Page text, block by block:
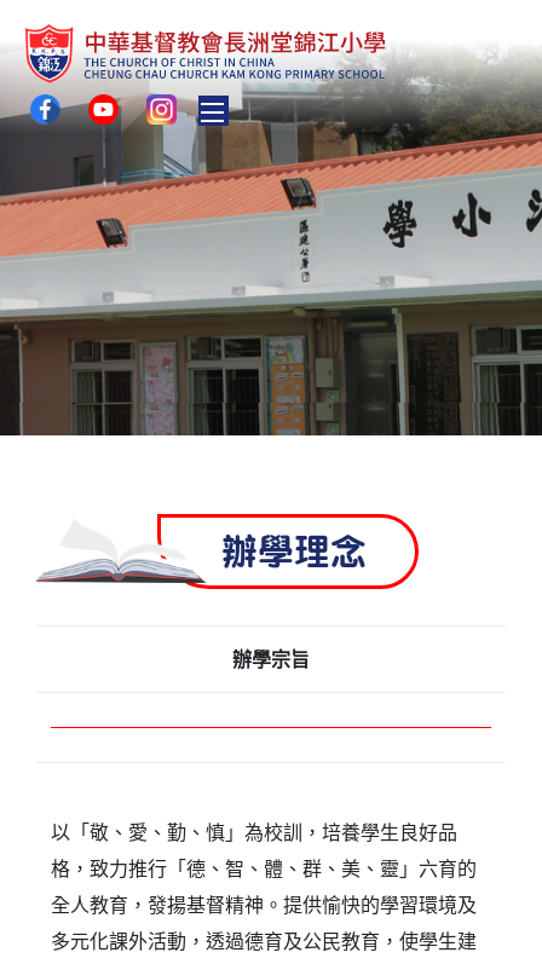
Toggle main menu visibility
辦學理念
辦學宗旨
以「敬、愛、勤、慎 」為校訓，培養學生良好品
格，致力推行「德、智、體、群、美、靈 」六育的
全人教育，發揚基督精神。提供愉快的學習環境及
多元化課外活動，透過德育及公民教育，使學生建